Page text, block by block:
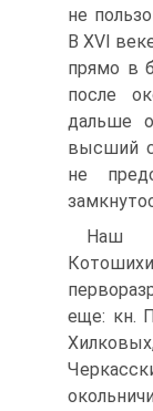
не
В XVI
прямо в
после
дальше
высший
не
Наш
еще: кн.